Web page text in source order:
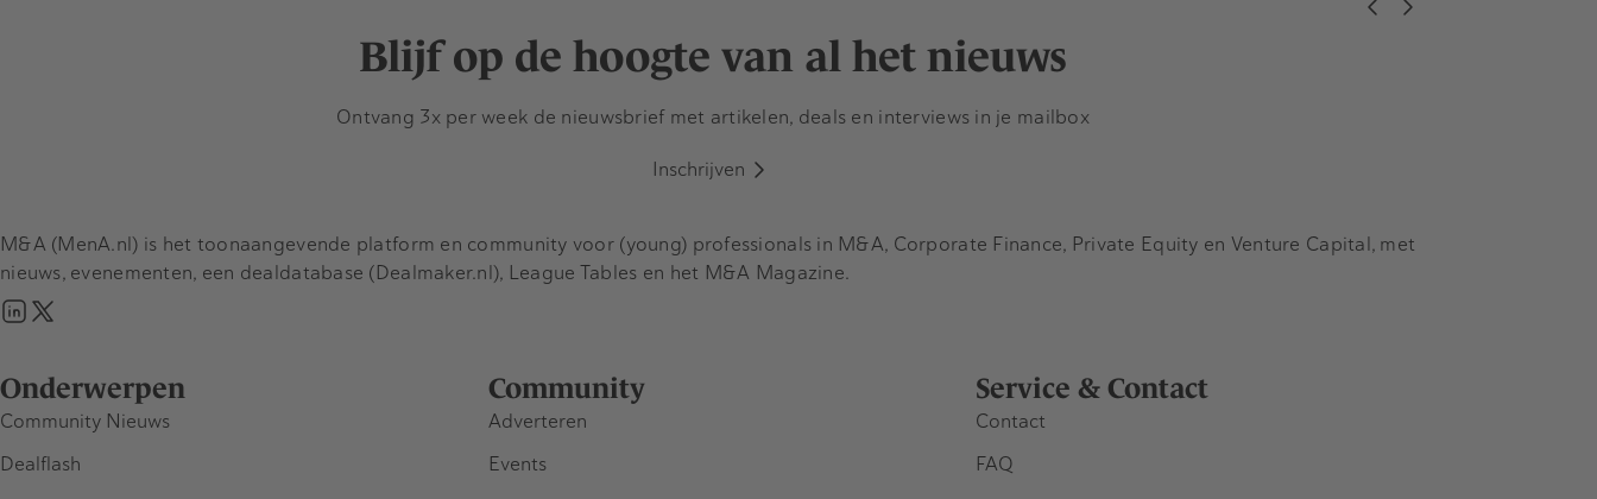
Blijf op de hoogte van al het nieuws
Ontvang 3x per week de nieuwsbrief met artikelen, deals en interviews in je mailbox
Inschrijven
Onderwerpen
Community Nieuws
Dealflash
Community
Adverteren
Events
Service & Contact
Contact
FAQ
M&A (MenA.nl) is het toonaangevende platform en community voor (young) professionals in M&A, Corporate Finance, Private Equity en Venture Capital, met
nieuws, evenementen, een dealdatabase (Dealmaker.nl), League Tables en het M&A Magazine.